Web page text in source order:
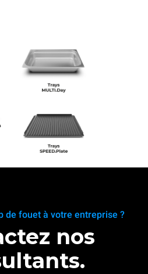
de fouet à votre entreprise ?
nos